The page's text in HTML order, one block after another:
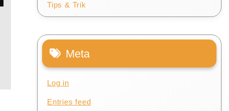
Tips & Trik
Meta
Log in
Entries feed